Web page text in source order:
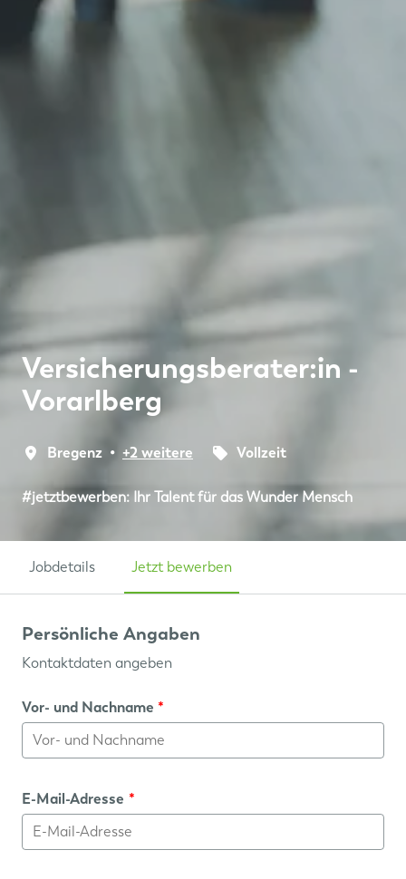
Versicherungsberater:in -
Vorarlberg
Bregenz • +2 weitere Vollzeit
#jetztbewerben: Ihr Talent für das Wunder Mensch
Jobdetails Jetzt bewerben
Persönliche Angaben
Kontaktdaten angeben
Vor- und Nachname *
E-Mail-Adresse *